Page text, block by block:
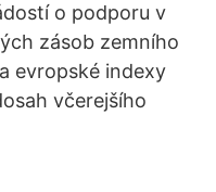
o podporu v
zásob zemního
evropské indexy
včerejšího